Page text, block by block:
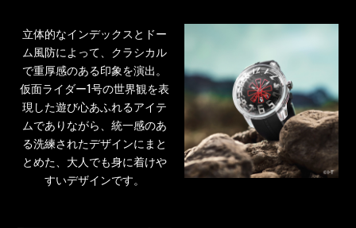
立体的なインデックスとドー
ム風防によって、クラシカル
で重厚感のある印象を演出。
仮面ライダー1号の世界観を表
現した遊び心あふれるアイテ
ムでありながら、統一感のあ
る洗練されたデザインにまと
とめた、大人でも身に着けや
すいデザインです。